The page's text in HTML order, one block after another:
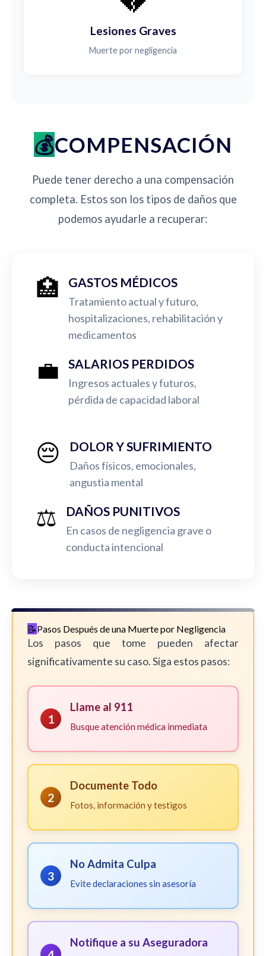
Lesiones Graves
Muerte por negligencia
COMPENSACIÓN
Puede tener derecho a una compensación
completa. Estos son los tipos de daños que
podemos ayudarle a recuperar:
🏥 GASTOS MÉDICOS
Tratamiento actual y futuro,
hospitalizaciones, rehabilitación y
medicamentos
💼 SALARIOS PERDIDOS
Ingresos actuales y futuros,
pérdida de capacidad laboral
😔 DOLOR Y SUFRIMIENTO
Daños físicos, emocionales,
angustia mental
⚖️ DAÑOS PUNITIVOS
En casos de negligencia grave o
conducta intencional
Pasos Después de una Muerte por Negligencia
Los pasos que tome pueden afectar
significativamente su caso. Siga estos pasos:
1
Llame al 911
Busque atención médica inmediata
2
Documente Todo
Fotos, información y testigos
3
No Admita Culpa
Evite declaraciones sin asesoría
Notifique a su Aseguradora